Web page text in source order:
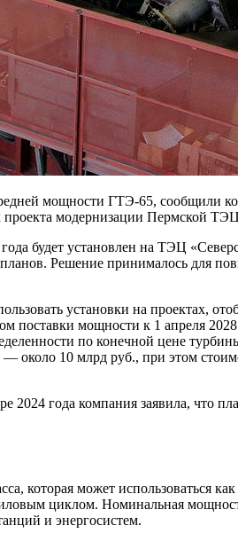
мощности ГТЭ-65, сообщили
проекта модернизации Пермской
будет установлен на ТЭЦ
Решение принималось для
установки на
мощности к 1 апреля
по конечной цене
10 млрд руб., при этом
года компания заявила, что
которая может использоваться
циклом. Номинальная
и энергосистем.